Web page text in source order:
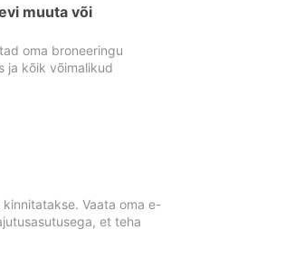
muuta või
oma broneeringu
ja kõik võimalikud
Vaata oma e-
et teha